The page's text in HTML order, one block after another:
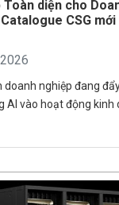
Toàn diện cho
CSG
doanh nghiệp đang
AI vào hoạt động kinh